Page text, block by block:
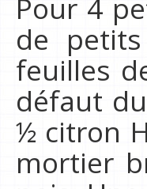
Pour 4
de
feuilles
défaut
½ citron
mortier